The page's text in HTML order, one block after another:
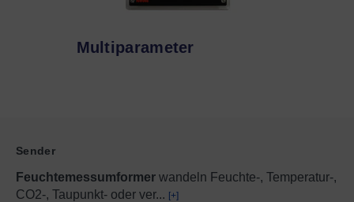
Multiparameter
Sender
Feuchtemessumformer wandeln Feuchte-, Temperatur-,
CO2-, Taupunkt- oder ver... [+]